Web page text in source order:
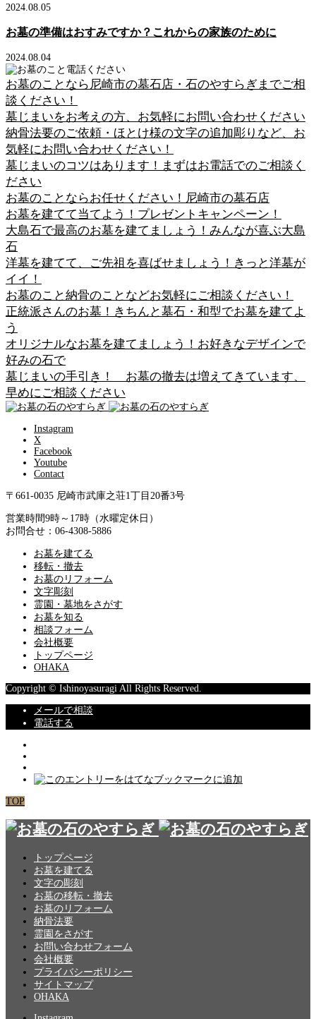
2024.08.05
お墓の準備はおすみですか？これからの家族のために
2024.08.04
お墓のことなら尼崎市の墓石店・石のやすらぎまでご相
談ください！
墓じまいをお考えの方、お気軽にお問い合わせください
納骨法要のご依頼・ほとけ様の文字の追加彫りなど、お
気軽にお問い合わせください！
墓じまいのコツはあります！まずはお電話でのご相談く
ださい
お墓のことならお任せください！尼崎市の墓石店
お墓を建てて当てよう！プレゼントキャンペーン！
大島石で最高のお墓を建てましょう！みんなが喜ぶ大島
石
洋墓を建てて、ご先祖を喜ばせましょう！きっと洋墓が
イイ！
お墓のこと納骨のことなどお気軽にご相談ください！
正統派さんのお墓！きちんと墓石・和型でお墓を建てよ
う
オリジナルなお墓を建てましょう！お好きなデザインで
好みの石で
墓じまいの手引き！ お墓の撤去は増えてきています、
早めにご相談ください
Instagram
X
Facebook
Youtube
Contact
〒661-0035 尼崎市武庫之荘1丁目20番3号
営業時間9時～17時（水曜定休日）
お問合せ：06-4308-5886
お墓を建てる
移転・撤去
お墓のリフォーム
文字彫刻
霊園・墓地をさがす
お墓を知る
相談フォーム
会社概要
トップページ
OHAKA
Copyright © Ishinoyasuragi All Rights Reserved.
メールで相談
電話する
TOP
トップページ
お墓を建てる
文字の彫刻
お墓の移転・撤去
お墓のリフォーム
納骨法要
霊園をさがす
お問い合わせフォーム
会社概要
プライバシーポリシー
サイトマップ
OHAKA